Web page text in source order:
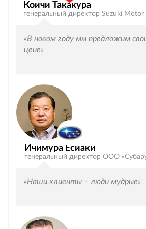
Коичи Такакура
генеральный директор Suzuki Motor
«В новом году мы предложим
цене»
Ичимура Есиаки
генеральный директор ООО
«Наши клиенты – люди мудрые»